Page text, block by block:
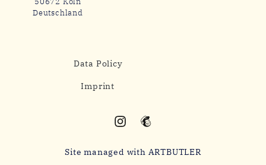
Deutschland
Data Policy
Imprint
Site managed with ARTBUTLER